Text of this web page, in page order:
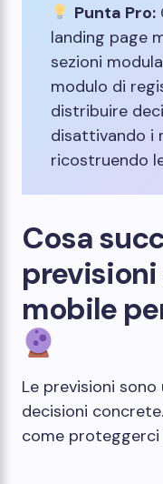
Punta Pro:
landing page
sezioni
modulo di
distribuire
disattivando i
ricostruendo
Cosa
mobile
Le previsioni
decisioni
come